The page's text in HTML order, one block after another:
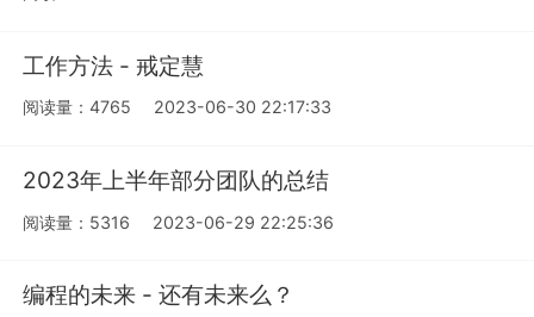
工作方法 - 戒定慧
阅读量：4765 2023-06-30 22:17:33
2023年上半年部分团队的总结
阅读量：5316 2023-06-29 22:25:36
编程的未来 - 还有未来么？